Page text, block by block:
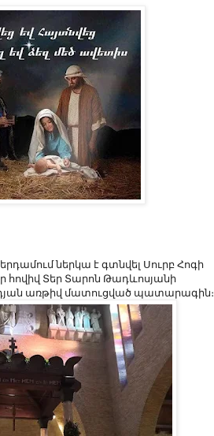
ներկա է գտնվել Սուրբ Հոգի
հովիվ Տեր Տարոն Թադևոսյանի
առթիվ մատուցված պատարագին։